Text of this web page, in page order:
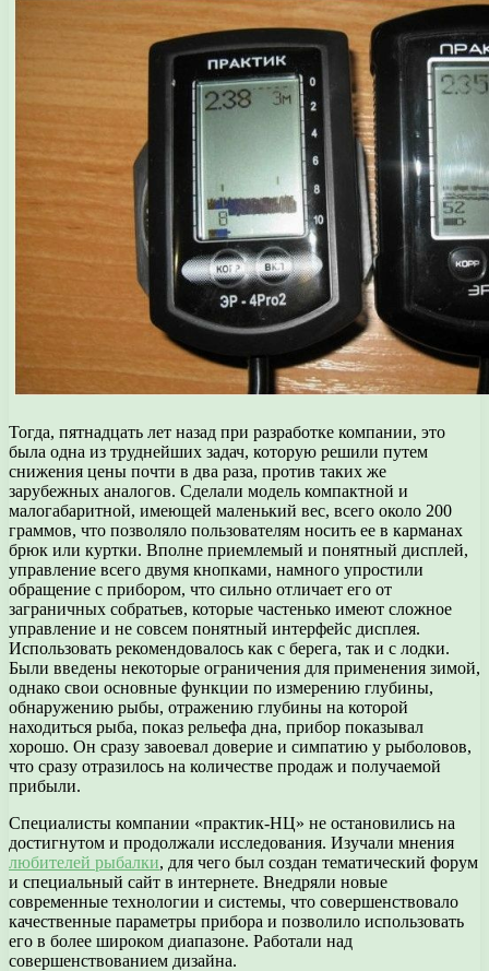
Тогда, пятнадцать лет назад при разработке компании, это
была одна из труднейших задач, которую решили путем
снижения цены почти в два раза, против таких же
зарубежных аналогов. Сделали модель компактной и
малогабаритной, имеющей маленький вес, всего около 200
граммов, что позволяло пользователям носить ее в карманах
брюк или куртки. Вполне приемлемый и понятный дисплей,
управление всего двумя кнопками, намного упростили
обращение с прибором, что сильно отличает его от
заграничных собратьев, которые частенько имеют сложное
управление и не совсем понятный интерфейс дисплея.
Использовать рекомендовалось как с берега, так и с лодки.
Были введены некоторые ограничения для применения зимой,
однако свои основные функции по измерению глубины,
обнаружению рыбы, отражению глубины на которой
находиться рыба, показ рельефа дна, прибор показывал
хорошо. Он сразу завоевал доверие и симпатию у рыболовов,
что сразу отразилось на количестве продаж и получаемой
прибыли.
Специалисты компании «практик-НЦ» не остановились на
достигнутом и продолжали исследования. Изучали мнения
любителей рыбалки, для чего был создан тематический форум
и специальный сайт в интернете. Внедряли новые
современные технологии и системы, что совершенствовало
качественные параметры прибора и позволило использовать
его в более широком диапазоне. Работали над
совершенствованием дизайна.